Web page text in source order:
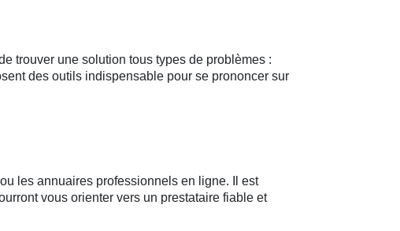
trouver une solution tous types de problèmes :
des outils indispensable pour se prononcer sur
les annuaires professionnels en ligne. Il est
vous orienter vers un prestataire fiable et